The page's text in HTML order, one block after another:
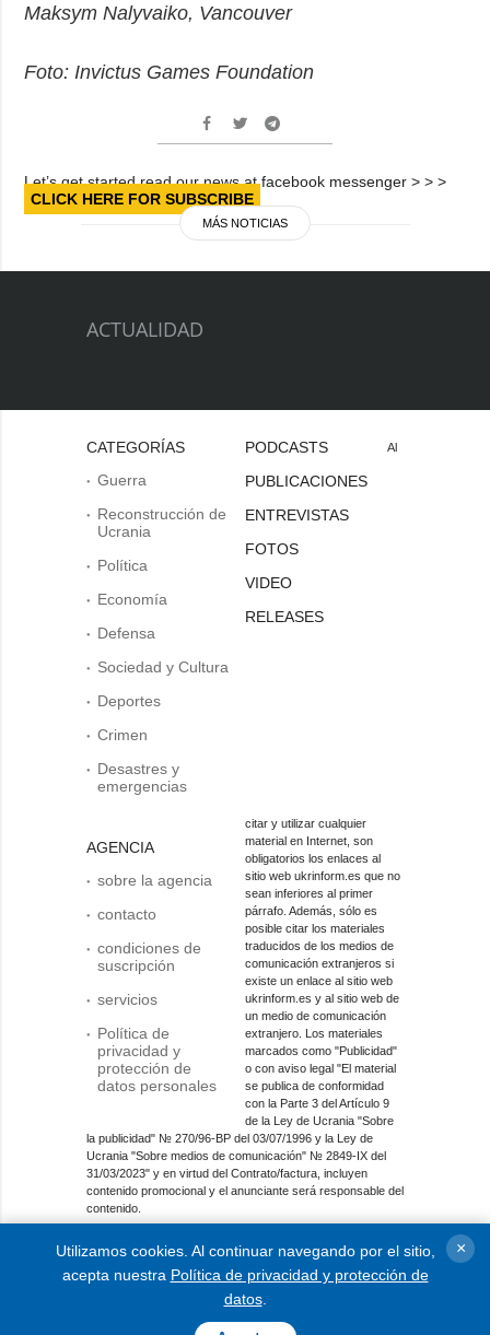
Maksym Nalyvaiko, Vancouver
Foto: Invictus Games Foundation
Let’s get started read our news at facebook messenger > > >
CLICK HERE FOR SUBSCRIBE
MÁS NOTICIAS
ACTUALIDAD
CATEGORÍAS
Guerra
Reconstrucción de
Ucrania
Política
Economía
Defensa
Sociedad y Cultura
Deportes
Crimen
Desastres y
emergencias
AGENCIA
sobre la agencia
contacto
condiciones de
suscripción
servicios
Política de
privacidad y
protección de
datos personales
PODCASTS
PUBLICACIONES
ENTREVISTAS
FOTOS
VIDEO
RELEASES
Al
citar y utilizar cualquier
material en Internet, son
obligatorios los enlaces al
sitio web ukrinform.es que no
sean inferiores al primer
párrafo. Además, sólo es
posible citar los materiales
traducidos de los medios de
comunicación extranjeros si
existe un enlace al sitio web
ukrinform.es y al sitio web de
un medio de comunicación
extranjero. Los materiales
marcados como "Publicidad"
o con aviso legal "El material
se publica de conformidad
con la Parte 3 del Artículo 9
de la Ley de Ucrania "Sobre
la publicidad" № 270/96-ВР del 03/07/1996 y la Ley de
Ucrania "Sobre medios de comunicación" № 2849-IX del
31/03/2023" y en virtud del Contrato/factura, incluyen
contenido promocional y el anunciante será responsable del
contenido.
Entidad de medios en línea; identificador de medios: R40-
01421.
© 2015-2026 Ukrinform. Todos los derechos reservados.
Utilizamos cookies. Al continuar navegando por el sitio,
acepta nuestra Política de privacidad y protección de
datos.
×